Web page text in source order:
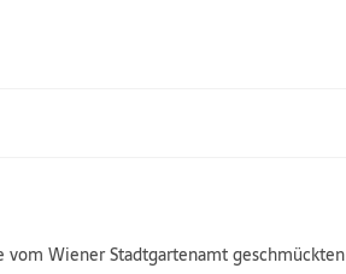
vom Wiener Stadtgartenamt geschmückten